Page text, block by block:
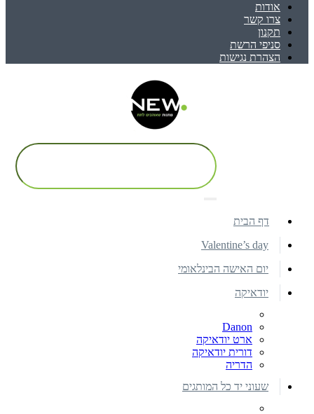
אודות
צרו קשר
תקנון
סניפי הרשת
הצהרת נגישות
דף הבית
Valentine’s day
יום האישה הבינלאומי
יודאיקה
Danon
ארט יודאיקה
דורית יודאיקה
הדריה
שעוני יד כל המותגים